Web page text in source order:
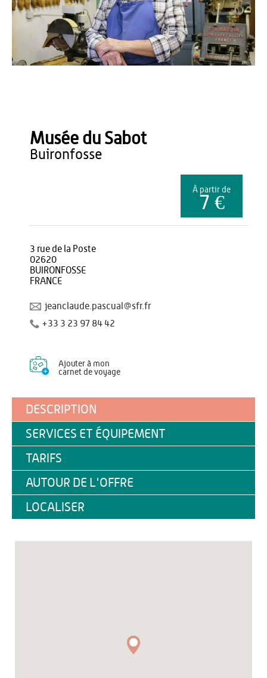
OT du Pays de Thiérache
Musée du Sabot
buironfosse
À partir de
7 €
3 rue de la Poste
02620
BUIRONFOSSE
FRANCE
jeanclaude.pascual@sfr.fr
+33 3 23 97 84 42
Ajouter à mon
carnet de voyage
DESCRIPTION
SERVICES ET ÉQUIPEMENT
TARIFS
AUTOUR DE L'OFFRE
LOCALISER